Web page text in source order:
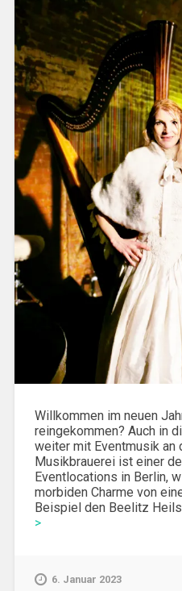
Willkommen im neuen
reingekommen? Auch in
weiter mit Eventmusik an
Musikbrauerei ist einer
Eventlocations in Berlin,
morbiden Charme von
Beispiel den Beelitz
>
6. Januar 2023